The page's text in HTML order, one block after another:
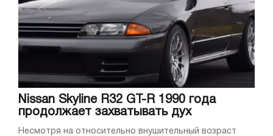
Nissan Skyline R32 GT-R 1990 года
продолжает захватывать дух
Несмотря на относительно внушительный возраст